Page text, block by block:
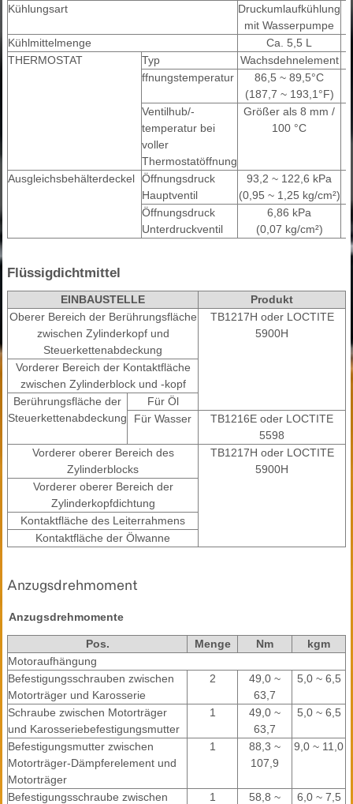
Kühlungsart
Druckumlaufkühlung
mit Wasserpumpe
Kühlmittelmenge
Ca. 5,5 L
THERMOSTAT
Typ
Wachsdehnelement
ffnungstemperatur
86,5 ~ 89,5°C
(187,7 ~ 193,1°F)
Ventilhub/-
temperatur bei
voller
Thermostatöffnung
Größer als 8 mm /
100 °C
Ausgleichsbehälterdeckel Öffnungsdruck
Hauptventil
93,2 ~ 122,6 kPa
(0,95 ~ 1,25 kg/cm²)
Öffnungsdruck
Unterdruckventil
6,86 kPa
(0,07 kg/cm²)
Flüssigdichtmittel
EINBAUSTELLE
Produkt
Oberer Bereich der Berührungsfläche
zwischen Zylinderkopf und
Steuerkettenabdeckung
TB1217H oder LOCTITE
5900H
Vorderer Bereich der Kontaktfläche
zwischen Zylinderblock und -kopf
Berührungsfläche der
Steuerkettenabdeckung
Für Öl
Für Wasser
TB1216E oder LOCTITE
5598
Vorderer oberer Bereich des
Zylinderblocks
TB1217H oder LOCTITE
5900H
Vorderer oberer Bereich der
Zylinderkopfdichtung
Kontaktfläche des Leiterrahmens
Kontaktfläche der Ölwanne
Anzugsdrehmoment
Anzugsdrehmomente
Pos. Menge Nm
kgm
Motoraufhängung
Befestigungsschrauben zwischen
Motorträger und Karosserie
2
49,0 ~
63,7
5,0 ~ 6,5
Schraube zwischen Motorträger
und Karosseriebefestigungsmutter
1
49,0 ~
63,7
5,0 ~ 6,5
Befestigungsmutter zwischen
Motorträger-Dämpferelement und
Motorträger
1
88,3 ~
107,9
9,0 ~ 11,0
Befestigungsschraube zwischen
1
58,8 ~
6,0 ~ 7,5